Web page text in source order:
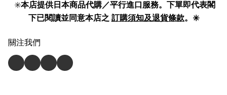
✳️本店提供日本商品代購／平行進口服務。下單即代表閣
下已閱讀並同意本店之 訂購須知及退貨條款。✳️
關注我們